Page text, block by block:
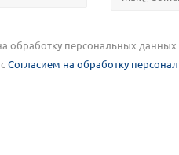
обработку персональных
Согласием на обработку